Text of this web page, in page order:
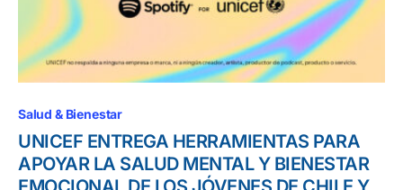
Salud & Bienestar
UNICEF ENTREGA HERRAMIENTAS PARA
APOYAR LA SALUD MENTAL Y BIENESTAR